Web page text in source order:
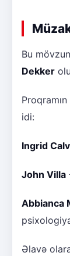
Bu
Dekker
idi:
Ingrid
John Villa
Abbianca
Əlavə